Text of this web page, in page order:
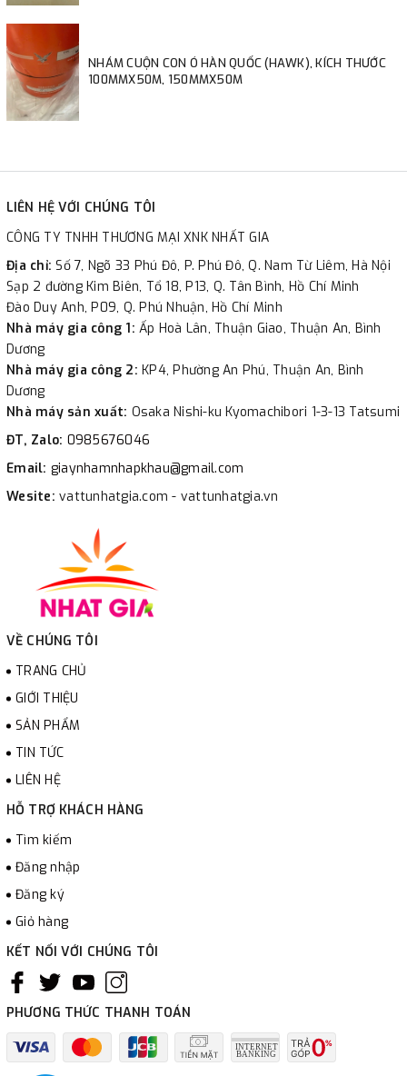
NHÁM CUỘN CON Ó HÀN QUỐC (HAWK), KÍCH THƯỚC
100MMX50M, 150MMX50M
LIÊN HỆ VỚI CHÚNG TÔI
CÔNG TY TNHH THƯƠNG MẠI XNK NHẤT GIA
Địa chỉ:Số 7, Ngõ 33 Phú Đô, P. Phú Đô, Q. Nam Từ Liêm, Hà Nội
Sạp 2 đường Kim Biên, Tổ 18, P13, Q. Tân Bình, Hồ Chí Minh
Đào Duy Anh, P09, Q. Phú Nhuận, Hồ Chí Minh
Nhà máy gia công 1: Ấp Hoà Lân, Thuận Giao, Thuận An, Bình
Dương
Nhà máy gia công 2: KP4, Phường An Phú, Thuận An, Bình
Dương
Nhà máy sản xuất: Osaka Nishi-ku Kyomachibori 1-3-13 Tatsumi
ĐT, Zalo: 0985676046
Email: giaynhamnhapkhau@gmail.com
Wesite: vattunhatgia.com - vattunhatgia.vn
VỀ CHÚNG TÔI
TRANG CHỦ
GIỚI THIỆU
SẢN PHẨM
TIN TỨC
LIÊN HỆ
HỖ TRỢ KHÁCH HÀNG
Tìm kiếm
Đăng nhập
Đăng ký
Giỏ hàng
KẾT NỐI VỚI CHÚNG TÔI
PHƯƠNG THỨC THANH TOÁN